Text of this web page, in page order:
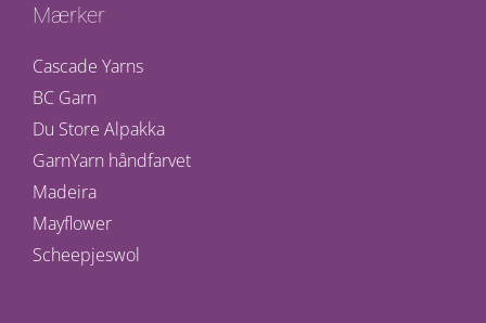
Mærker
Cascade Yarns
BC Garn
Du Store Alpakka
GarnYarn håndfarvet
Madeira
Mayflower
Scheepjeswol